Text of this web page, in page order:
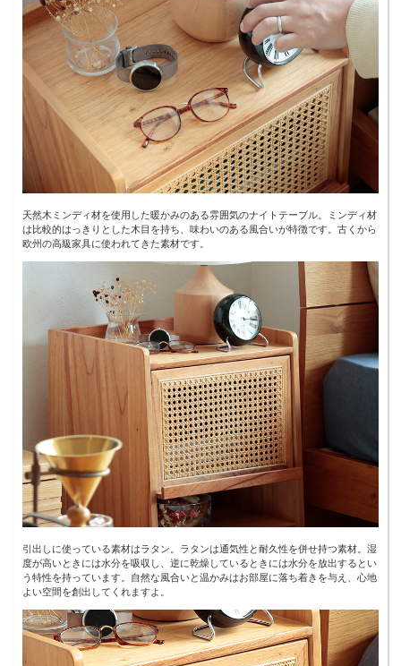
天然木ミンディ材を使用した暖かみのある雰囲気のナイトテーブル。ミンディ材
は比較的はっきりとした木目を持ち、味わいのある風合いが特徴です。古くから
欧州の高級家具に使われてきた素材です。
引出しに使っている素材はラタン。ラタンは通気性と耐久性を併せ持つ素材。湿
度が高いときには水分を吸収し、逆に乾燥しているときには水分を放出するとい
う特性を持っています。自然な風合いと温かみはお部屋に落ち着きを与え、心地
よい空間を創出してくれますよ。